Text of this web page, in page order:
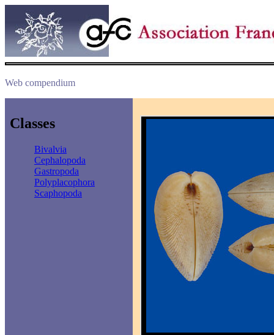
Web compendium
Classes
Bivalvia
Cephalopoda
Gastropoda
Polyplacophora
Scaphopoda